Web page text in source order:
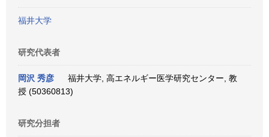
福井大学
研究代表者
岡沢 秀彦
福井大学, 高エネルギー医学研究センター, 教
授 (50360813)
研究分担者